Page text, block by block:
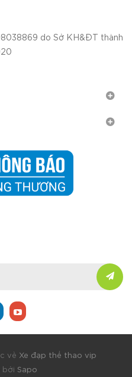
do Sở KH&ĐT thành
về Xe đạp thể thao vip
bởi Sapo